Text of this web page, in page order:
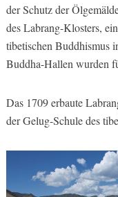
der Schutz der
des Labrang-Klosters,
tibetischen Buddhismus
Buddha-Hallen wurden
Das 1709 erbaute
der Gelug-Schule des